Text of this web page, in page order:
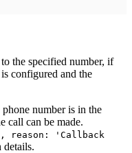
the specified number, if
configured and the
number is in the
call can be made.
'Callback
details.